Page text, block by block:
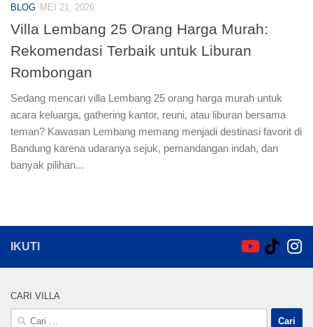
BLOG MEI 21, 2026
Villa Lembang 25 Orang Harga Murah:
Rekomendasi Terbaik untuk Liburan
Rombongan
Sedang mencari villa Lembang 25 orang harga murah untuk
acara keluarga, gathering kantor, reuni, atau liburan bersama
teman? Kawasan Lembang memang menjadi destinasi favorit di
Bandung karena udaranya sejuk, pemandangan indah, dan
banyak pilihan...
IKUTI
CARI VILLA
Cari